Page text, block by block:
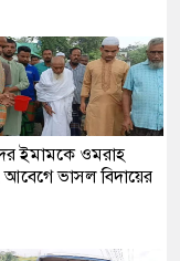
ইমামকে ওমরাহ
ভাসল বিদায়ের